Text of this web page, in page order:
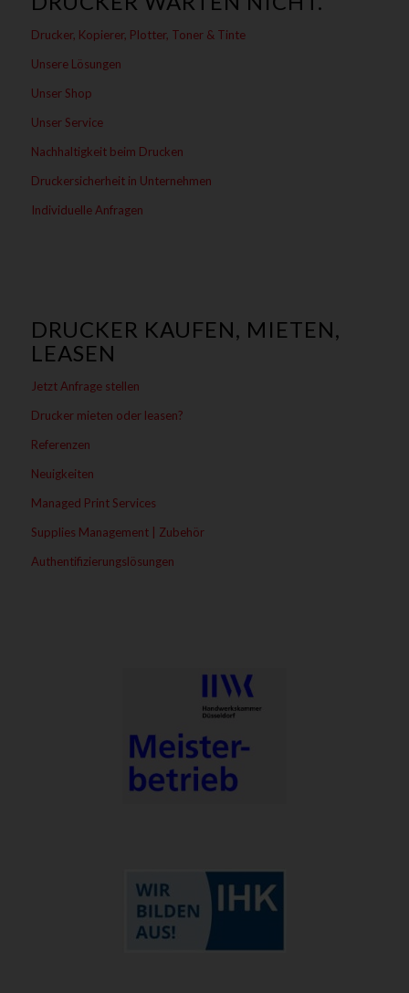
Drucker, Kopierer, Plotter, Toner & Tinte
Unsere Lösungen
Unser Shop
Unser Service
Nachhaltigkeit beim Drucken
Druckersicherheit in Unternehmen
Individuelle Anfragen
DRUCKER KAUFEN, MIETEN,
LEASEN
Jetzt Anfrage stellen
Drucker mieten oder leasen?
Referenzen
Neuigkeiten
Managed Print Services
Supplies Management | Zubehör
Authentifizierungslösungen